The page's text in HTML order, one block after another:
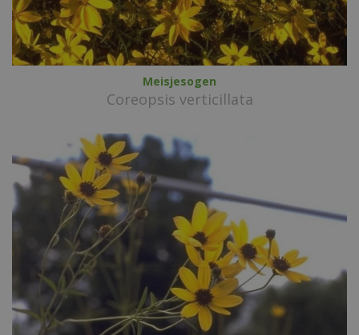
Meisjesogen
Coreopsis verticillata